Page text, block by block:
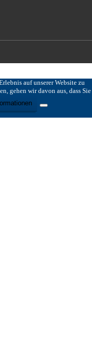
auf unserer Website zu
gehen wir davon aus, dass Sie